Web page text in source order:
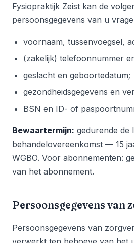
Fysiopraktijk Zeist kan de
persoonsgegevens van u
voornaam, tussenvoegsel,
(zakelijk) telefoonnummer
geslacht en geboortedatum;
gezondheidsgegevens en
BSN en ID- of
Bewaartermijn: gedurende de
behandelovereenkomst — 15
WGBO. Voor abonnementen:
van het abonnement.
Persoonsgegevens van
Persoonsgegevens van